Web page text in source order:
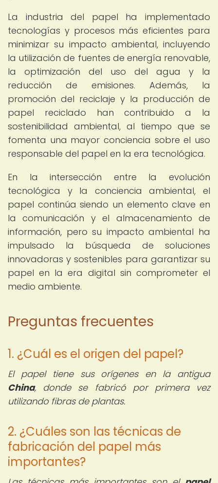
La industria del papel ha implementado
tecnologías y procesos más eficientes para
minimizar su impacto ambiental, incluyendo
la utilización de fuentes de energía renovable,
la optimización del uso del agua y la
reducción de emisiones. Además, la
promoción del reciclaje y la producción de
papel reciclado han contribuido a la
sostenibilidad ambiental, al tiempo que se
fomenta una mayor conciencia sobre el uso
responsable del papel en la era tecnológica.
En la intersección entre la evolución
tecnológica y la conciencia ambiental, el
papel continúa siendo un elemento clave en
la comunicación y el almacenamiento de
información, pero su impacto ambiental ha
impulsado la búsqueda de soluciones
innovadoras y sostenibles para garantizar su
papel en la era digital sin comprometer el
medio ambiente.
Preguntas frecuentes
1. ¿Cuál es el origen del papel?
El papel tiene sus orígenes en la antigua
China, donde se fabricó por primera vez
utilizando fibras de plantas.
2. ¿Cuáles son las técnicas de
fabricación del papel más
importantes?